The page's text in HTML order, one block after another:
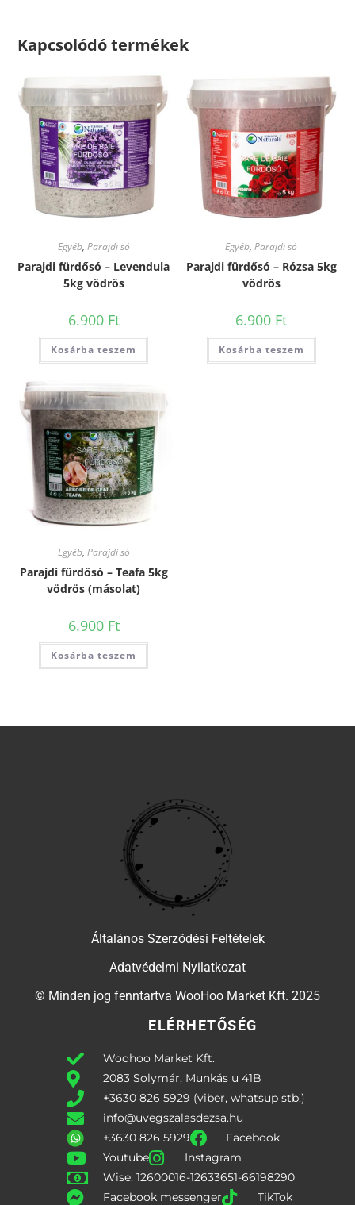
Kapcsolódó termékek
Egyéb, Parajdi só
Parajdi fürdősó – Levendula
5kg vödrös
6.900 Ft
Kosárba teszem
Egyéb,Parajdi só
Parajdi fürdősó – Rózsa 5kg
vödrös
6.900 Ft
Kosárba teszem
Egyéb, Parajdi só
Parajdi fürdősó – Teafa 5kg
vödrös (másolat)
6.900 Ft
Kosárba teszem
Általános Szerződési Feltételek
Adatvédelmi Nyilatkozat
© Minden jog fenntartva WooHoo Market Kft. 2025
ELÉRHETŐSÉG
Woohoo Market Kft.
2083 Solymár, Munkás u 41B
+3630 826 5929 (viber, whatsup stb.)
info@uvegszalasdezsa.hu
+3630 826 5929
Facebook
Youtube
Instagram
Wise: 12600016-12633651-66198290
Facebook messenger
TikTok